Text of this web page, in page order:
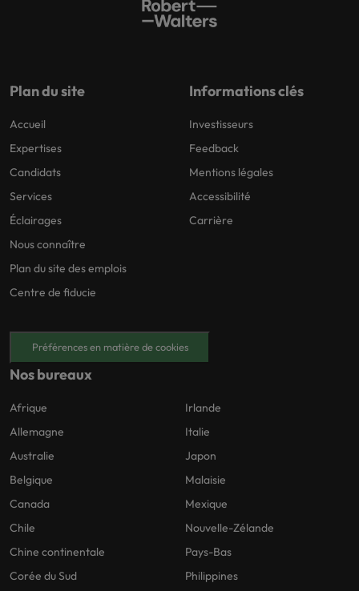
Plan du site
Accueil
Expertises
Candidats
Services
Éclairages
Nous connaître
Plan du site des emplois
Centre de fiducie
Informations clés
Investisseurs
Feedback
Mentions légales
Accessibilité
Carrière
Préférences en matière de cookies
Nos bureaux
Afrique
Allemagne
Australie
Belgique
Canada
Chile
Chine continentale
Corée du Sud
Irlande
Italie
Japon
Malaisie
Mexique
Nouvelle-Zélande
Pays-Bas
Philippines